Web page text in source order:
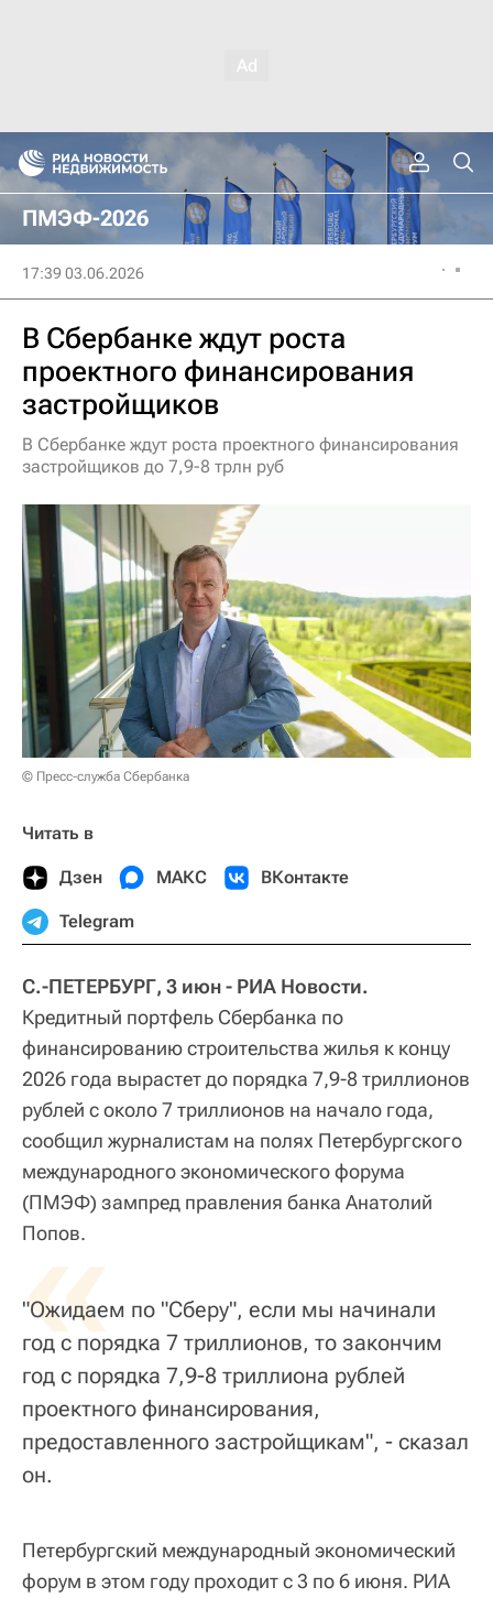
ПМЭФ-2026
17:39 03.06.2026
В Сбербанке ждут роста
проектного финансирования
застройщиков
В Сбербанке ждут роста проектного финансирования
застройщиков до 7,9-8 трлн руб
© Пресс-служба Сбербанка
Читать в
Дзен МАКС ВКонтакте
Telegram
С.-ПЕТЕРБУРГ, 3 июн - РИА Новости.
Кредитный портфель Сбербанка по
финансированию строительства жилья к концу
2026 года вырастет до порядка 7,9-8 триллионов
рублей с около 7 триллионов на начало года,
сообщил журналистам на полях Петербургского
международного экономического форума
(ПМЭФ) зампред правления банка Анатолий
Попов.
«
"Ожидаем по "Сберу", если мы начинали
год с порядка 7 триллионов, то закончим
год с порядка 7,9-8 триллиона рублей
проектного финансирования,
предоставленного застройщикам", - сказал
он.
Петербургский международный экономический
форум в этом году проходит с 3 по 6 июня. РИА